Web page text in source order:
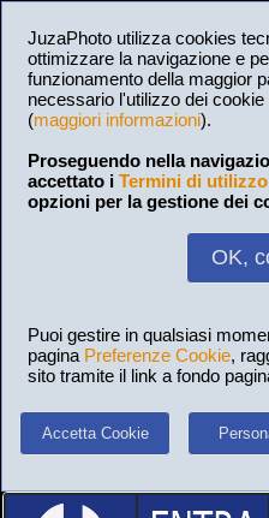
JuzaPhoto utilizza cookies
ottimizzare la navigazione e
funzionamento della maggior
necessario l'utilizzo dei
(maggiori informazioni).
Proseguendo nella
accettato i Termini di
opzioni per la gestione dei
OK,
Puoi gestire in qualsiasi
pagina Preferenze Cookie,
sito tramite il link a fondo
Accetta Cookie